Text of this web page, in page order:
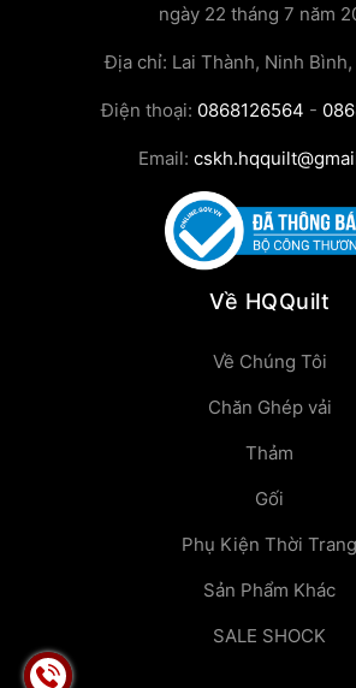
ngày 22 tháng 7 năm
Địa chỉ: Lai Thành, Ninh Bình,
Điện thoại: 0868126564 -
Email:
Về HQQuilt
Về Chúng Tôi
Chăn Ghép vải
Thảm
Gối
Phụ Kiện Thời Trang
Sản Phẩm Khác
SALE SHOCK